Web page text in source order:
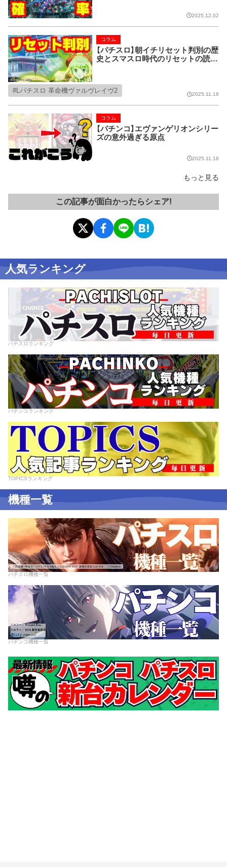
2025.12.02
【パチスロ】朝イチリセット判別の歴
史とスマスロ時代のリセットの読み
コラム
Lパチスロ 革命機ヴァルヴレイヴ2 2025.11.18
【パチンコ】エヴァンゲリオンシリー
ズの意外過ぎる原点
コラム
2025.11.18
もっと見る
この記事が面白かったらシェア!
人気ランキング
パチスロランキング
パチンコランキング
TOPICSランキング
機種一覧
パチスロ機種一覧
パチンコ機種一覧